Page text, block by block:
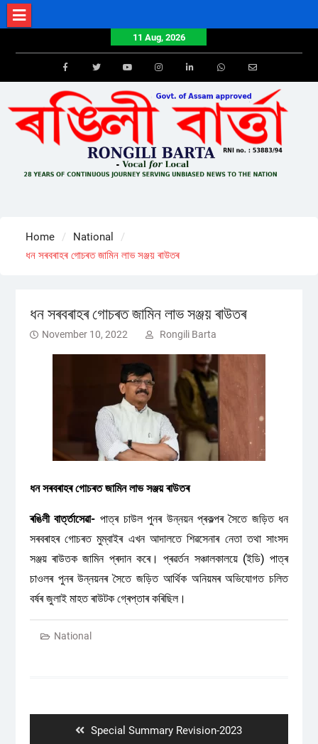
Skip
to
11 Aug, 2026
FacebookTwitterYoutube Email
Home
National
ধন সৰবৰাহৰ গোচৰত জামিন লাভ সঞ্জয় ৰাউতৰ
ধন সৰবৰাহৰ গোচৰত জামিন লাভ সঞ্জয় ৰাউতৰ
November 10, 2022 Rongili Barta
ধন সৰবৰাহৰ গোচৰত জামিন লাভ সঞ্জয় ৰাউতৰ
ৰঙিলী বাৰ্ত্তাসেৱা- পাত্ৰ চাউল পুনৰ উন্নয়ন প্ৰকল্পৰ সৈতে জড়িত ধন
সৰবৰাহৰ গোচৰত মুম্বাইৰ এখন আদালতে শিৱসেনাৰ নেতা তথা সাংসদ
সঞ্জয় ৰাউতক জামিন প্ৰদান কৰে। প্ৰৱৰ্তন সঞ্চালকালয়ে (ইডি) পাত্ৰ
চাওলৰ পুনৰ উন্নয়নৰ সৈতে জড়িত আৰ্থিক অনিয়মৰ অভিযোগত চলিত
বৰ্ষৰ জুলাই মাহত ৰাউটক গ্ৰেপ্তাৰ কৰিছিল।
National
Previous
Special Summary Revision-2023